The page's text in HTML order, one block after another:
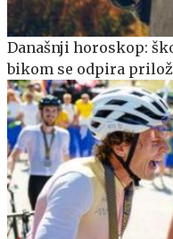
Današnji horoskop:
bikom se odpira